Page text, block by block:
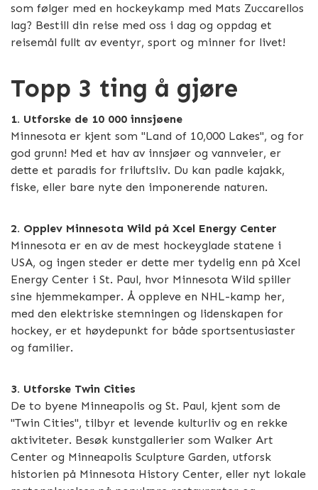
som følger med en hockeykamp med Mats Zuccarellos
lag? Bestill din reise med oss i dag og oppdag et
reisemål fullt av eventyr, sport og minner for livet!
Topp 3 ting å gjøre
1. Utforske de 10 000 innsjøene
Minnesota er kjent som "Land of 10,000 Lakes", og for
god grunn! Med et hav av innsjøer og vannveier, er
dette et paradis for friluftsliv. Du kan padle kajakk,
fiske, eller bare nyte den imponerende naturen.
2. Opplev Minnesota Wild på Xcel Energy Center
Minnesota er en av de mest hockeyglade statene i
USA, og ingen steder er dette mer tydelig enn på Xcel
Energy Center i St. Paul, hvor Minnesota Wild spiller
sine hjemmekamper. Å oppleve en NHL-kamp her,
med den elektriske stemningen og lidenskapen for
hockey, er et høydepunkt for både sportsentusiaster
og familier.
3. Utforske Twin Cities
De to byene Minneapolis og St. Paul, kjent som de
"Twin Cities", tilbyr et levende kulturliv og en rekke
aktiviteter. Besøk kunstgallerier som Walker Art
Center og Minneapolis Sculpture Garden, utforsk
historien på Minnesota History Center, eller nyt lokale